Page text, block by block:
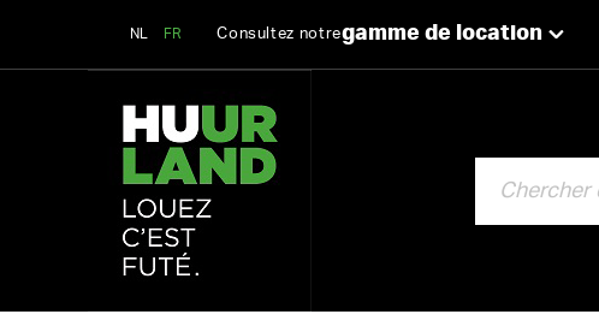
NL FR Consultez notregamme de location